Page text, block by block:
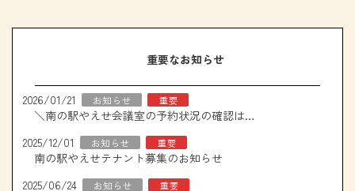
重要なお知らせ
2026/01/21 お知らせ 重要
＼南の駅やえせ会議室の予約状況の確認はこちら！／
2025/12/01
お知らせ 重要
南の駅やえせテナント募集のお知らせ
2025/06/24
お知らせ 重要